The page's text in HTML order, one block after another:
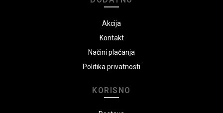
Akcija
Kontakt
Načini plaćanja
Politika privatnosti
KORISNO